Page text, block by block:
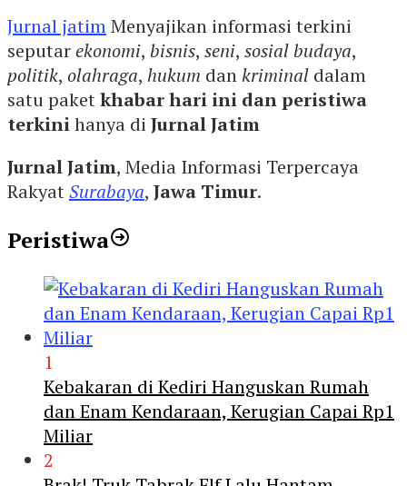
Jurnal jatimMenyajikan informasi terkini
seputarekonomi, bisnis, seni, sosial budaya,
politik, olahraga, hukum dankriminal dalam
satu paketkhabar hari ini dan peristiwa
terkinihanya di Jurnal Jatim
Jurnal Jatim, Media Informasi Terpercaya
RakyatSurabaya, Jawa Timur.
Peristiwa
1
Kebakaran di Kediri Hanguskan Rumah
dan Enam Kendaraan, Kerugian Capai Rp1
Miliar
2